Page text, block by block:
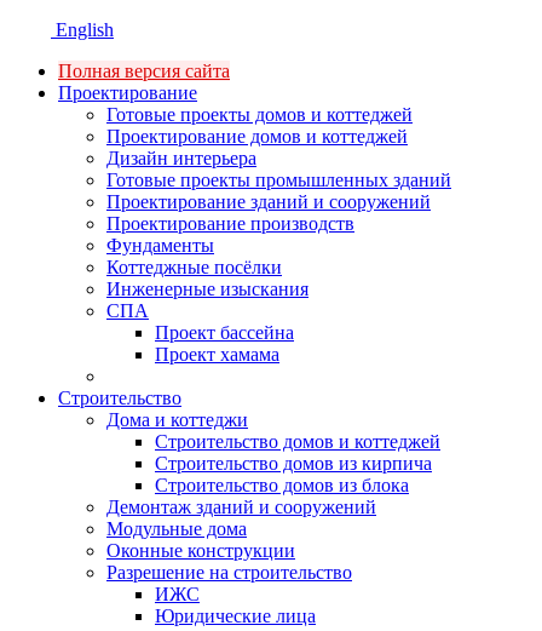
English
Полная версия сайта
Проектирование
Готовые проекты домов и коттеджей
Проектирование домов и коттеджей
Дизайн интерьера
Готовые проекты промышленных зданий
Проектирование зданий и сооружений
Проектирование производств
Фундаменты
Коттеджные посёлки
Инженерные изыскания
СПА
Проект бассейна
Проект хамама
Строительство
Дома и коттеджи
Строительство домов и коттеджей
Строительство домов из кирпича
Строительство домов из блока
Демонтаж зданий и сооружений
Модульные дома
Оконные конструкции
Разрешение на строительство
ИЖС
Юридические лица